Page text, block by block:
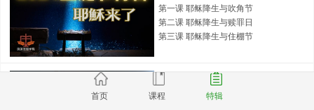
第一课 耶稣降生与吹角节
第二课 耶稣降生与赎罪日
第三课 耶稣降生与住棚节
哀伤辅导
第一课 失去，可以疗愈
首页 课程 特辑